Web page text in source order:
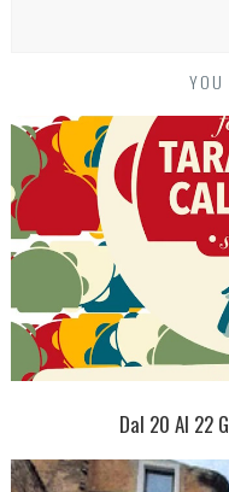
YOU
Dal 20 Al 22